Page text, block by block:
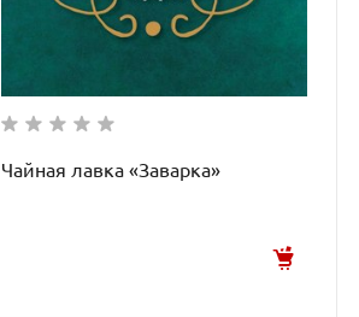
Чайная лавка «Заварка»